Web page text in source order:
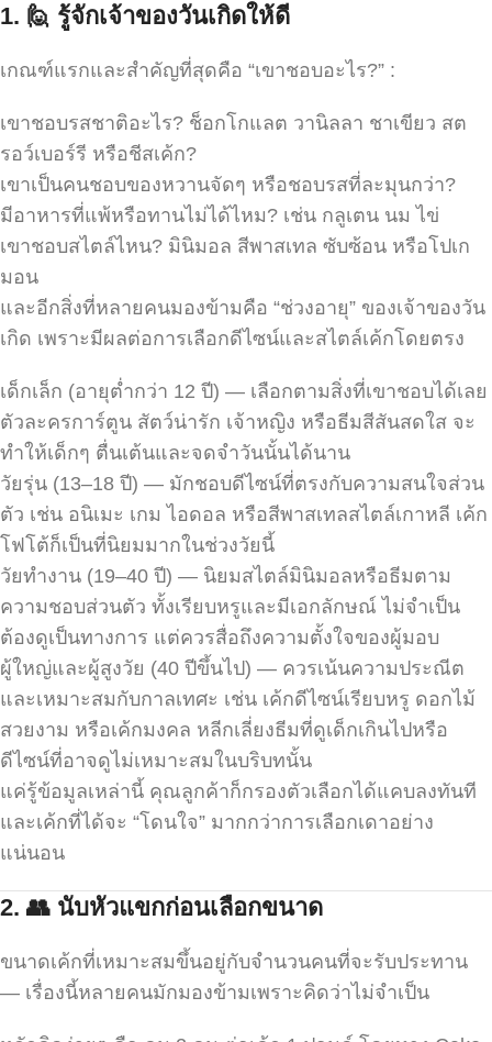
1. 🙋 รู้จักเจ้าของวันเกิดให้ดี
เกณฑ์แรกและสำคัญที่สุดคือ “เขาชอบอะไร?” :
เขาชอบรสชาติอะไร? ช็อกโกแลต วานิลลา ชาเขียว สต
รอว์เบอร์รี หรือชีสเค้ก?
เขาเป็นคนชอบของหวานจัดๆ หรือชอบรสที่ละมุนกว่า?
มีอาหารที่แพ้หรือทานไม่ได้ไหม? เช่น กลูเตน นม ไข่
เขาชอบสไตล์ไหน? มินิมอล สีพาสเทล ซับซ้อน หรือโปเก
มอน
และอีกสิ่งที่หลายคนมองข้ามคือ “ช่วงอายุ” ของเจ้าของวัน
เกิด เพราะมีผลต่อการเลือกดีไซน์และสไตล์เค้กโดยตรง
เด็กเล็ก (อายุต่ำกว่า 12 ปี) — เลือกตามสิ่งที่เขาชอบได้เลย
ตัวละครการ์ตูน สัตว์น่ารัก เจ้าหญิง หรือธีมสีสันสดใส จะ
ทำให้เด็กๆ ตื่นเต้นและจดจำวันนั้นได้นาน
วัยรุ่น (13–18 ปี) — มักชอบดีไซน์ที่ตรงกับความสนใจส่วน
ตัว เช่น อนิเมะ เกม ไอดอล หรือสีพาสเทลสไตล์เกาหลี เค้ก
โฟโต้ก็เป็นที่นิยมมากในช่วงวัยนี้
วัยทำงาน (19–40 ปี) — นิยมสไตล์มินิมอลหรือธีมตาม
ความชอบส่วนตัว ทั้งเรียบหรูและมีเอกลักษณ์ ไม่จำเป็น
ต้องดูเป็นทางการ แต่ควรสื่อถึงความตั้งใจของผู้มอบ
ผู้ใหญ่และผู้สูงวัย (40 ปีขึ้นไป) — ควรเน้นความประณีต
และเหมาะสมกับกาลเทศะ เช่น เค้กดีไซน์เรียบหรู ดอกไม้
สวยงาม หรือเค้กมงคล หลีกเลี่ยงธีมที่ดูเด็กเกินไปหรือ
ดีไซน์ที่อาจดูไม่เหมาะสมในบริบทนั้น
แค่รู้ข้อมูลเหล่านี้ คุณลูกค้าก็กรองตัวเลือกได้แคบลงทันที
และเค้กที่ได้จะ “โดนใจ” มากกว่าการเลือกเดาอย่าง
แน่นอน
2. 👥 นับหัวแขกก่อนเลือกขนาด
ขนาดเค้กที่เหมาะสมขึ้นอยู่กับจำนวนคนที่จะรับประทาน
— เรื่องนี้หลายคนมักมองข้ามเพราะคิดว่าไม่จำเป็น